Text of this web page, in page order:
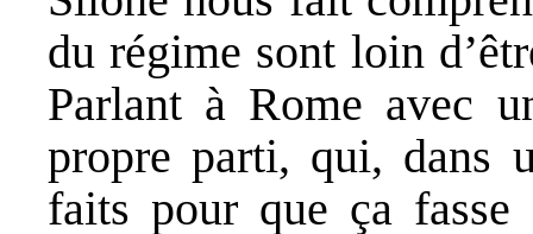
du régime sont loin
Parlant à Rome avec
propre parti, qui, dans
faits pour que ça